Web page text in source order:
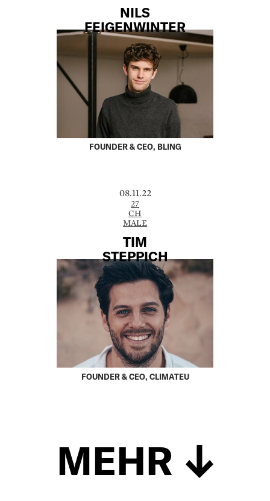
NILS
FEIGENWINTER
FOUNDER & CEO, BLING
08.11.22
27
CH
MALE
TIM
STEPPICH
FOUNDER & CEO, CLIMATEU
MEHR